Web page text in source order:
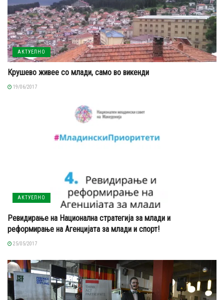
АКТУЕЛНО
Крушево живее со млади, само во викенди
19/06/2017
АКТУЕЛНО
Ревидирање на Национална стратегија за млади и
реформирање на Агенцијата за млади и спорт!
25/05/2017